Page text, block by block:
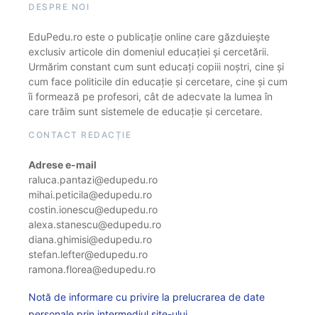
DESPRE NOI
EduPedu.ro este o publicație online care găzduiește
exclusiv articole din domeniul educației și cercetării.
Urmărim constant cum sunt educați copiii noștri, cine și
cum face politicile din educație și cercetare, cine și cum
îi formează pe profesori, cât de adecvate la lumea în
care trăim sunt sistemele de educație și cercetare.
CONTACT REDACȚIE
Adrese e-mail
raluca.pantazi@edupedu.ro
mihai.peticila@edupedu.ro
costin.ionescu@edupedu.ro
alexa.stanescu@edupedu.ro
diana.ghimisi@edupedu.ro
stefan.lefter@edupedu.ro
ramona.florea@edupedu.ro
Notă de informare cu privire la prelucrarea de date